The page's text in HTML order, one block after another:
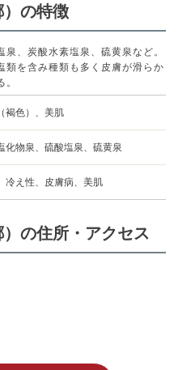
の特徴
、炭酸水素塩泉、硫黄泉など。
類を含み種類も多く皮膚が滑らか
褐色）、美肌
化物泉、硫酸塩泉、硫黄泉
冷え性、皮膚病、美肌
の住所・アクセス